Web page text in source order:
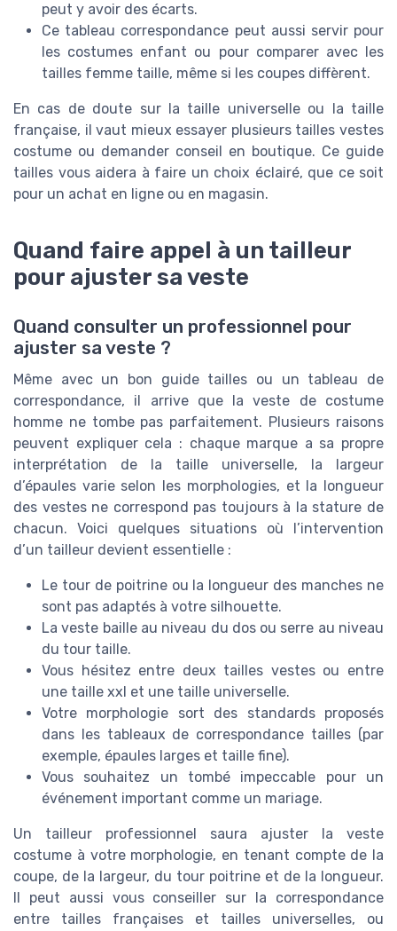
peut y avoir des écarts.
Ce tableau correspondance peut aussi servir pour
les costumes enfant ou pour comparer avec les
tailles femme taille, même si les coupes diffèrent.
En cas de doute sur la taille universelle ou la taille
française, il vaut mieux essayer plusieurs tailles vestes
costume ou demander conseil en boutique. Ce guide
tailles vous aidera à faire un choix éclairé, que ce soit
pour un achat en ligne ou en magasin.
Quand faire appel à un tailleur
pour ajuster sa veste
Quand consulter un professionnel pour
ajuster sa veste ?
Même avec un bon guide tailles ou un tableau de
correspondance, il arrive que la veste de costume
homme ne tombe pas parfaitement. Plusieurs raisons
peuvent expliquer cela : chaque marque a sa propre
interprétation de la taille universelle, la largeur
d’épaules varie selon les morphologies, et la longueur
des vestes ne correspond pas toujours à la stature de
chacun. Voici quelques situations où l’intervention
d’un tailleur devient essentielle :
Le tour de poitrine ou la longueur des manches ne
sont pas adaptés à votre silhouette.
La veste baille au niveau du dos ou serre au niveau
du tour taille.
Vous hésitez entre deux tailles vestes ou entre
une taille xxl et une taille universelle.
Votre morphologie sort des standards proposés
dans les tableaux de correspondance tailles (par
exemple, épaules larges et taille fine).
Vous souhaitez un tombé impeccable pour un
événement important comme un mariage.
Un tailleur professionnel saura ajuster la veste
costume à votre morphologie, en tenant compte de la
coupe, de la largeur, du tour poitrine et de la longueur.
Il peut aussi vous conseiller sur la correspondance
entre tailles françaises et tailles universelles, ou